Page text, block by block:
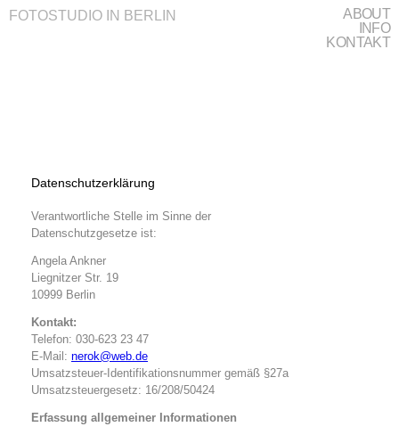
FOTOSTUDIO IN BERLIN
Datenschutzerklärung
Verantwortliche Stelle im Sinne der
Datenschutzgesetze ist:
Angela Ankner
Liegnitzer Str. 19
10999 Berlin
Kontakt:
Telefon: 030-623 23 47
E-Mail: nerok@web.de
Umsatzsteuer-Identifikationsnummer gemäß §27a
Umsatzsteuergesetz: 16/208/50424
Erfassung allgemeiner Informationen
ABOUT
INFO
KONTAKT